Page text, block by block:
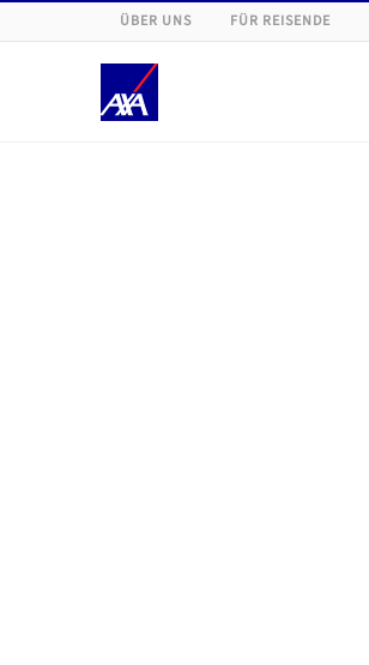
ÜBER UNS FÜR REISENDE